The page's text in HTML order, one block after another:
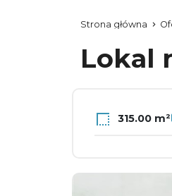
Strona główna
Lokal
315.00 m²